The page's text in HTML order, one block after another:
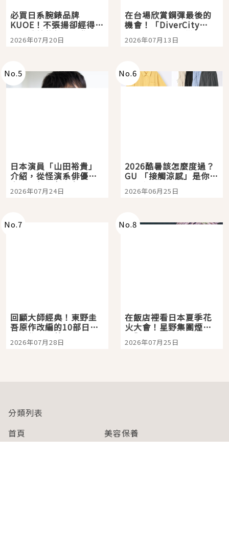
必買日系腕錶品牌
KUOE！不張揚卻經得起
時間洗鍊的經典之作五
選
2026年07月20日
在台場欣賞鋼彈最後的
機會！「DiverCity
Tokyo Plaza」搭船、
購物、美食及夜景，一
2026年07月13日
No.5
日本演員「山田裕貴」
介紹，從怪演系俳優走
向國民級日劇主角
2026年07月24日
No.6
2026酷暑該怎麼度過？
GU 「接觸涼感」是你的
夏日救星
2026年06月25日
No.7
回顧大師經典！東野圭
吾原作改編的10部日本
影視作品推薦
2026年07月28日
No.8
在飯店裡看日本夏季花
火大會！星野集團煙火
景觀飯店6選，讓你不用
人擠人悠閒欣賞
2026年07月25日
分類列表
首頁
美容保養
潮流
旅遊